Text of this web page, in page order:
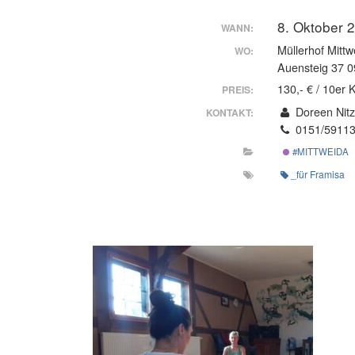
WANN: 8. Oktober
WO:
Müllerhof
Auensteig 37
PREIS: 130,- € / 10er
KONTAKT:
Doreen
0151/
#MITTWEIDA
_für Framisa